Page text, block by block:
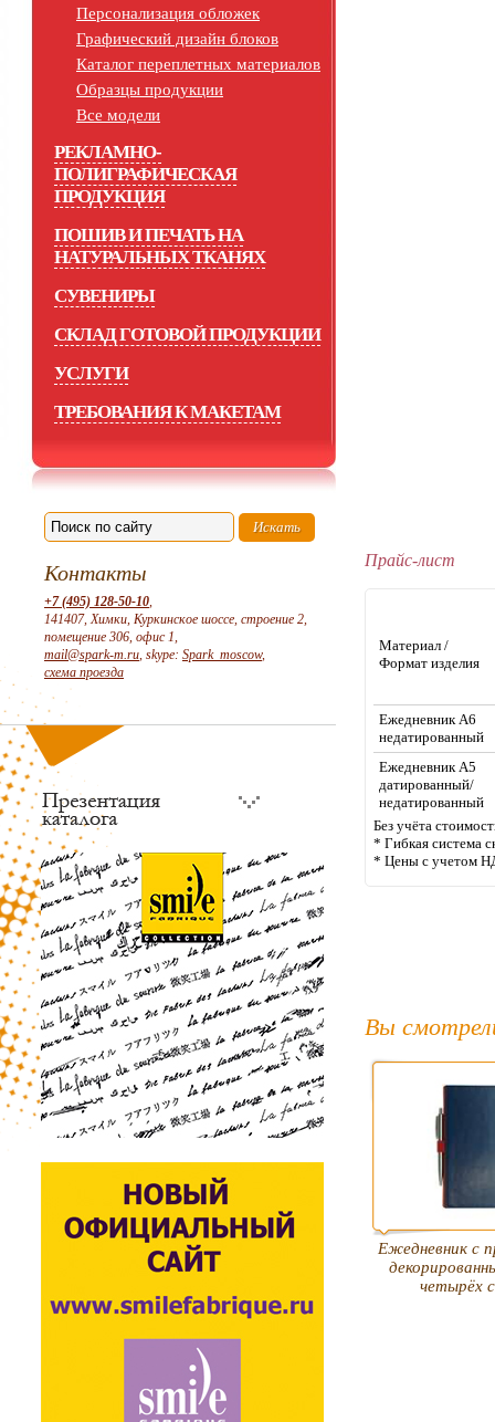
Персонализация обложек
Графический дизайн блоков
Каталог переплетных материалов
Образцы продукции
Все модели
РЕКЛАМНО-
ПОЛИГРАФИЧЕСКАЯ
ПРОДУКЦИЯ
ПОШИВ И ПЕЧАТЬ НА
НАТУРАЛЬНЫХ ТКАНЯХ
СУВЕНИРЫ
СКЛАД ГОТОВОЙ ПРОДУКЦИИ
УСЛУГИ
ТРЕБОВАНИЯ К МАКЕТАМ
Контакты
+7 (495) 128-50-10,
141407, Химки, Куркинское шоссе, строение 2,
помещение 306, офис 1,
mail@spark-m.ru, skype: Spark_moscow,
схема проезда
Прайс-лист
Материал /
Формат изделия
Ежедневник А6
недатированный
Ежедневник А5
датированный/
недатированный
Без учёта
* Гибкая система
* Цены с учетом
Вы
Ежедневник с
четырёх